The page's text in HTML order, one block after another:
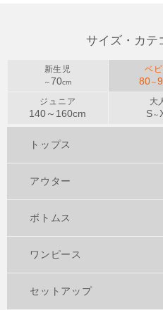
サイズ・カテ
新生児
～ 70cm
ベ
80～
ジュニア
140～ 160cm
大
S～
トップス
アウター
ボトムス
ワンピース
セットアップ